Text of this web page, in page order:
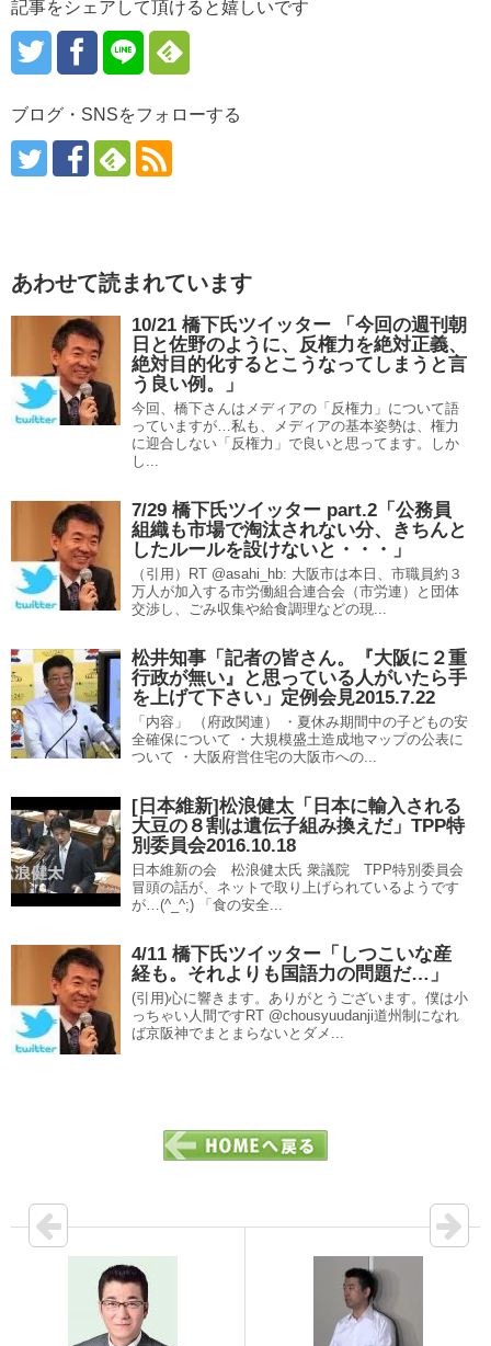
記事をシェアして頂けると嬉しいです
ブログ・SNSをフォローする
あわせて読まれています
10/21 橋下氏ツイッター 「今回の週刊朝
日と佐野のように、反権力を絶対正義、
絶対目的化するとこうなってしまうと言
う良い例。」
今回、橋下さんはメディアの「反権力」について語
っていますが…私も、メディアの基本姿勢は、権力
に迎合しない「反権力」で良いと思ってます。しか
し...
7/29 橋下氏ツイッター part.2「公務員
組織も市場で淘汰されない分、きちんと
したルールを設けないと・・・」
（引用）RT @asahi_hb: 大阪市は本日、市職員約３
万人が加入する市労働組合連合会（市労連）と団体
交渉し、ごみ収集や給食調理などの現...
松井知事「記者の皆さん。『大阪に２重
行政が無い』と思っている人がいたら手
を上げて下さい」定例会見2015.7.22
「内容」 （府政関連） ・夏休み期間中の子どもの安
全確保について ・大規模盛土造成地マップの公表に
ついて ・大阪府営住宅の大阪市への...
[日本維新]松浪健太「日本に輸入される
大豆の８割は遺伝子組み換えだ」TPP特
別委員会2016.10.18
日本維新の会 松浪健太氏 衆議院 TPP特別委員会
冒頭の話が、ネットで取り上げられているようです
が…(^_^;) 「食の安全...
4/11 橋下氏ツイッター「しつこいな産
経も。それよりも国語力の問題だ…」
(引用)心に響きます。ありがとうございます。僕は小
っちゃい人間ですRT @chousyuudanji道州制になれ
ば京阪神でまとまらないとダメ...